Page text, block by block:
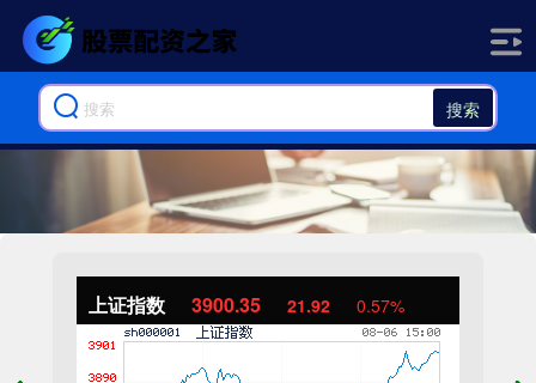
搜索
上证指数 3900.35 21.92 0.57%